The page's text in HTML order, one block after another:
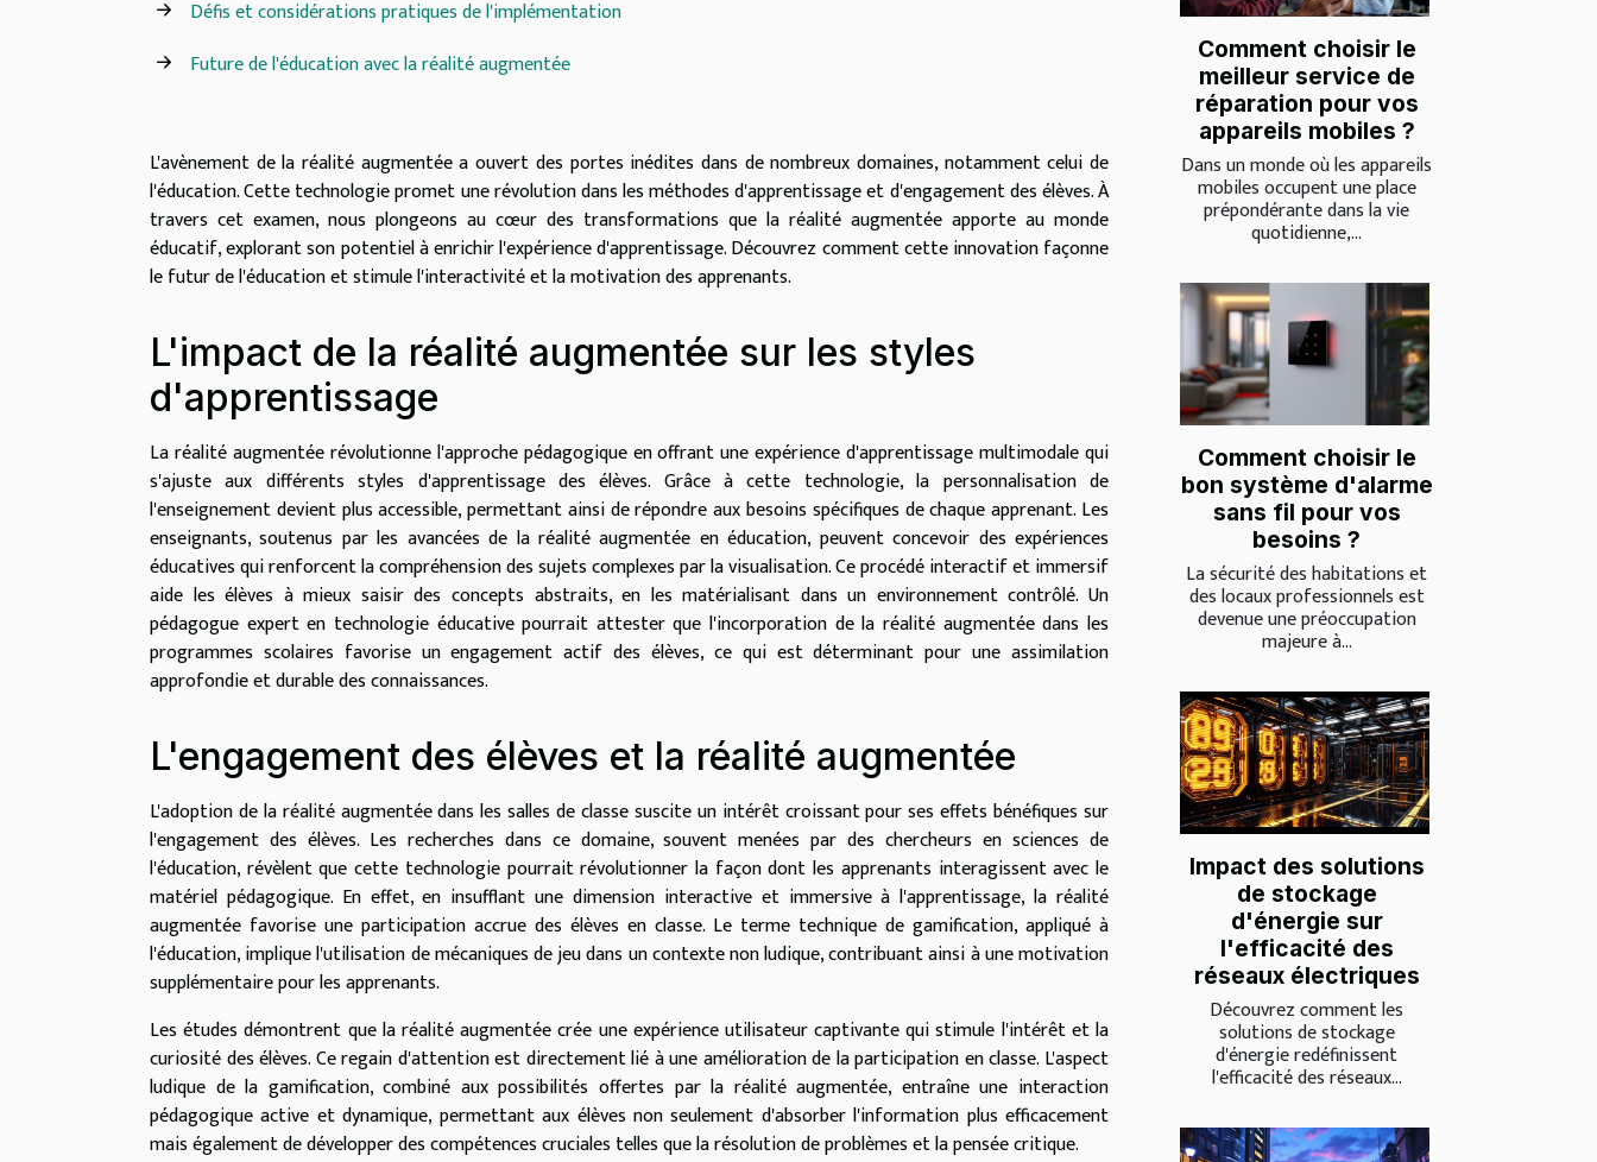
Défis et considérations pratiques de l'implémentation
Future de l'éducation avec la réalité augmentée
L'avènement de la réalité augmentée a ouvert des portes inédites dans de nombreux domaines, notamment celui de
l'éducation. Cette technologie promet une révolution dans les méthodes d'apprentissage et d'engagement des élèves. À
travers cet examen, nous plongeons au cœur des transformations que la réalité augmentée apporte au monde
éducatif, explorant son potentiel à enrichir l'expérience d'apprentissage. Découvrez comment cette innovation façonne
le futur de l'éducation et stimule l'interactivité et la motivation des apprenants.
L'impact de la réalité augmentée sur les styles
d'apprentissage
La réalité augmentée révolutionne l'approche pédagogique en offrant une expérience d'apprentissage multimodale qui
s'ajuste aux différents styles d'apprentissage des élèves. Grâce à cette technologie, la personnalisation de
l'enseignement devient plus accessible, permettant ainsi de répondre aux besoins spécifiques de chaque apprenant. Les
enseignants, soutenus par les avancées de la réalité augmentée en éducation, peuvent concevoir des expériences
éducatives qui renforcent la compréhension des sujets complexes par la visualisation. Ce procédé interactif et immersif
aide les élèves à mieux saisir des concepts abstraits, en les matérialisant dans un environnement contrôlé. Un
pédagogue expert en technologie éducative pourrait attester que l'incorporation de la réalité augmentée dans les
programmes scolaires favorise un engagement actif des élèves, ce qui est déterminant pour une assimilation
approfondie et durable des connaissances.
L'engagement des élèves et la réalité augmentée
L'adoption de la réalité augmentée dans les salles de classe suscite un intérêt croissant pour ses effets bénéfiques sur
l'engagement des élèves. Les recherches dans ce domaine, souvent menées par des chercheurs en sciences de
l'éducation, révèlent que cette technologie pourrait révolutionner la façon dont les apprenants interagissent avec le
matériel pédagogique. En effet, en insufflant une dimension interactive et immersive à l'apprentissage, la réalité
augmentée favorise une participation accrue des élèves en classe. Le terme technique de gamification, appliqué à
l'éducation, implique l'utilisation de mécaniques de jeu dans un contexte non ludique, contribuant ainsi à une motivation
supplémentaire pour les apprenants.
Les études démontrent que la réalité augmentée crée une expérience utilisateur captivante qui stimule l'intérêt et la
curiosité des élèves. Ce regain d'attention est directement lié à une amélioration de la participation en classe. L'aspect
ludique de la gamification, combiné aux possibilités offertes par la réalité augmentée, entraîne une interaction
pédagogique active et dynamique, permettant aux élèves non seulement d'absorber l'information plus efficacement
mais également de développer des compétences cruciales telles que la résolution de problèmes et la pensée critique.
Comment choisir le
meilleur service de
réparation pour vos
appareils mobiles ?
Dans un monde où les appareils
mobiles occupent une place
prépondérante dans la vie
quotidienne,...
Comment choisir le
bon système d'alarme
sans fil pour vos
besoins ?
La sécurité des habitations et
des locaux professionnels est
devenue une préoccupation
majeure à...
Impact des solutions
de stockage
d'énergie sur
l'efficacité des
réseaux électriques
Découvrez comment les
solutions de stockage
d'énergie redéfinissent
l'efficacité des réseaux...